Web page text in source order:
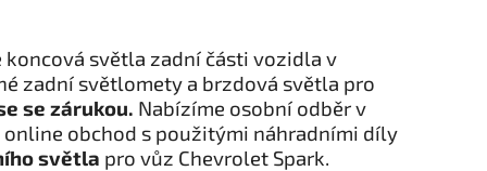
koncová světla zadní části vozidla v
zadní světlomety a brzdová světla pro
se zárukou. Nabízíme osobní odběr v
online obchod s použitými náhradními díly
světla pro vůz Chevrolet Spark.